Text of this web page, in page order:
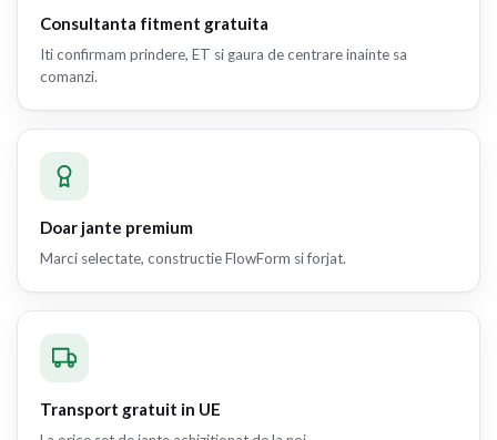
Consultanta fitment gratuita
Iti confirmam prindere, ET si gaura de centrare inainte sa
comanzi.
Doar jante premium
Marci selectate, constructie FlowForm si forjat.
Transport gratuit in UE